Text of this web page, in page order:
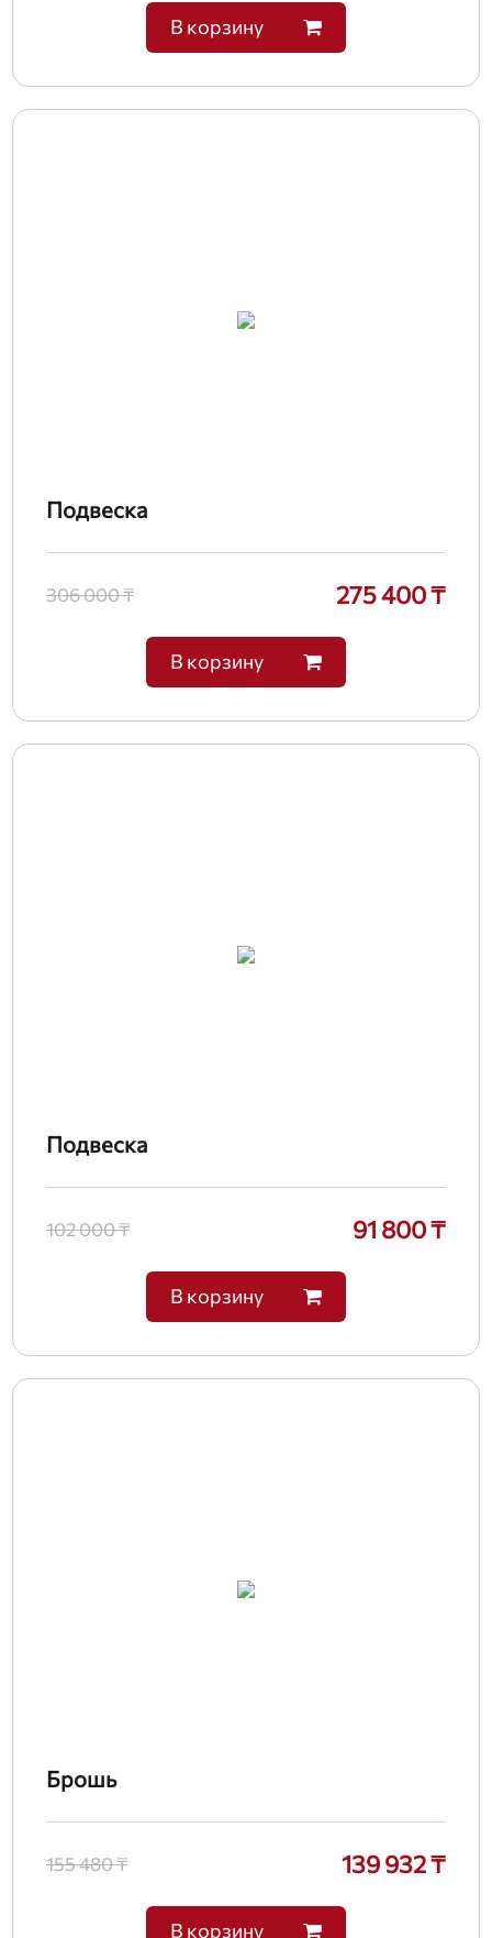
В корзину
Подвеска
306 000 ₸ 275 400 ₸
В корзину
Подвеска
102 000 ₸ 91 800 ₸
В корзину
Брошь
155 480 ₸ 139 932 ₸
В корзину